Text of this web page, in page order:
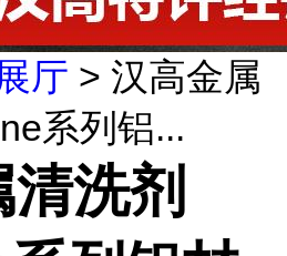
厅 > 汉高金属
系列铝...
洗剂